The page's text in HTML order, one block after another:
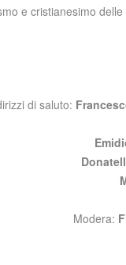
di saluto:
Modera: